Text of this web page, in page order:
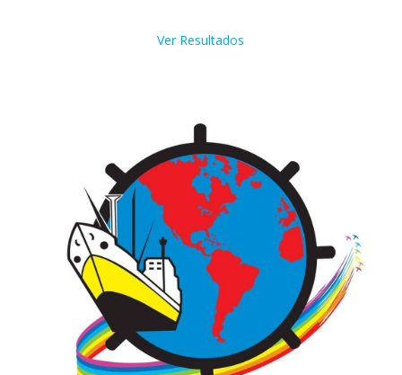
Ver Resultados